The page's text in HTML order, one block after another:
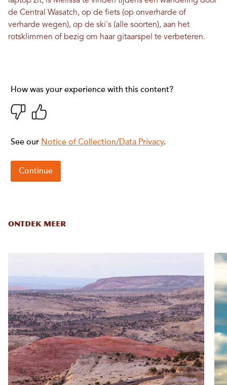
de Central Wasatch, op de fiets (op onverharde of
verharde wegen), op de ski's (alle soorten), aan het
rotsklimmen of bezig om haar gitaarspel te verbeteren.
ONTDEK MEER